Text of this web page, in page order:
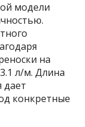
модели
на
л/м. Длина
дает
конкретные